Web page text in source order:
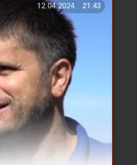
12.04.2024. 21:43